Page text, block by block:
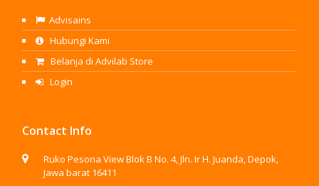
Advisains
Hubungi Kami
Belanja di Advilab Store
Login
Contact Info
Ruko Pesona View Blok B No. 4, Jln. Ir H. Juanda, Depok,
Jawa barat 16411